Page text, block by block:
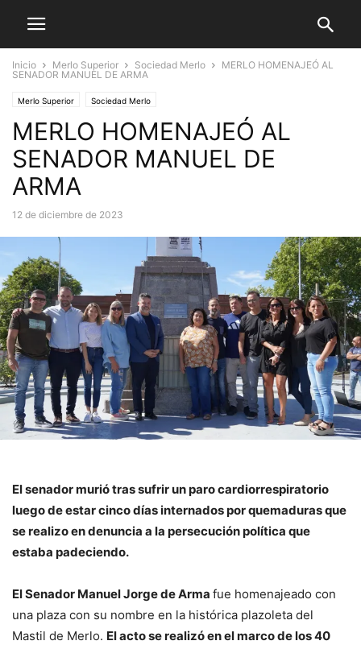
Inicio Merlo Superior Sociedad Merlo
MERLO HOMENAJEÓ AL
SENADOR MANUEL DE ARMA
Merlo Superior Sociedad Merlo
MERLO HOMENAJEÓ AL
SENADOR MANUEL DE
ARMA
12 de diciembre de 2023
El senador murió tras sufrir un paro cardiorrespiratorio
luego de estar cinco días internados por quemaduras que
se realizo en denuncia a la persecución política que
estaba padeciendo.
El Senador Manuel Jorge de Arma fue homenajeado con
una plaza con su nombre en la histórica plazoleta del
Mastil de Merlo. El acto se realizó en el marco de los 40